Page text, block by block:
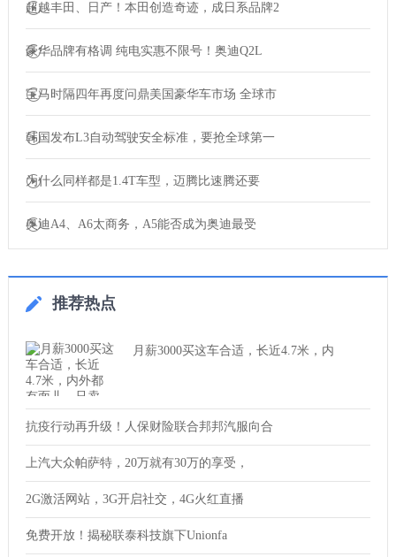
超越丰田、日产！本田创造奇迹，成日系品牌2
豪华品牌有格调 纯电实惠不限号！奥迪Q2L
宝马时隔四年再度问鼎美国豪华车市场 全球市
韩国发布L3自动驾驶安全标准，要抢全球第一
为什么同样都是1.4T车型，迈腾比速腾还要
奥迪A4、A6太商务，A5能否成为奥迪最受
推荐热点
月薪3000买这车合适，长近4.7米，内
抗疫行动再升级！人保财险联合邦邦汽服向合
上汽大众帕萨特，20万就有30万的享受，
2G激活网站，3G开启社交，4G火红直播
免费开放！揭秘联泰科技旗下Unionfa